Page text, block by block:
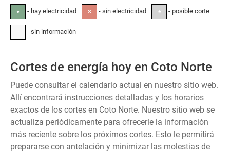
● - hay electricidad ✕ - sin electricidad ± - posible corte
- sin información
Cortes de energía hoy en Coto Norte
Puede consultar el calendario actual en nuestro sitio web.
Allí encontrará instrucciones detalladas y los horarios
exactos de los cortes en Coto Norte. Nuestro sitio web se
actualiza periódicamente para ofrecerle la información
más reciente sobre los próximos cortes. Esto le permitirá
prepararse con antelación y minimizar las molestias de